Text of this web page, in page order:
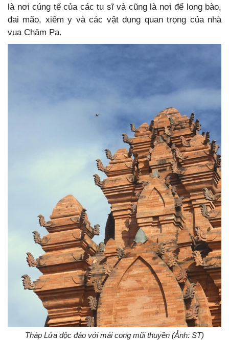
là nơi cúng tế của các tu sĩ và cũng là nơi để long bào,
đai mão, xiêm y và các vật dụng quan trọng của nhà
vua Chăm Pa.
Tháp Lửa độc đáo với mái cong mũi thuyền (Ảnh: ST)